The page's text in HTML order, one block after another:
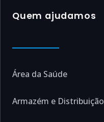
Quem ajudamos
Área da Saúde
Armazém e Distribuição